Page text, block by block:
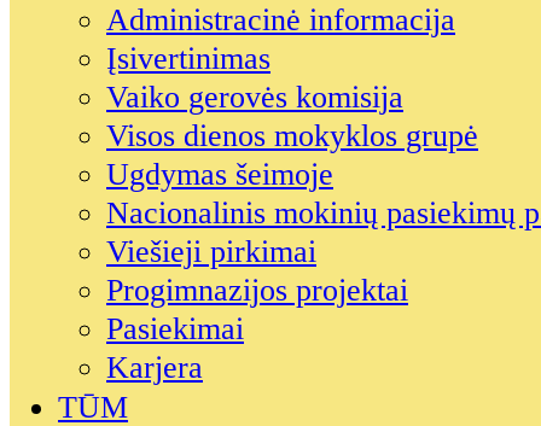
Administracinė informacija
Įsivertinimas
Vaiko gerovės komisija
Visos dienos mokyklos grupė
Ugdymas šeimoje
Nacionalinis mokinių pasiekimų
Viešieji pirkimai
Progimnazijos projektai
Pasiekimai
Karjera
TŪM